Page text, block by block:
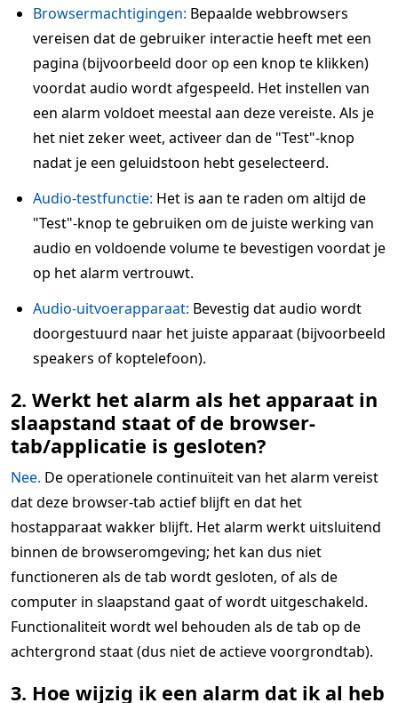
Browsermachtigingen: Bepaalde webbrowsers
vereisen dat de gebruiker interactie heeft met een
pagina (bijvoorbeeld door op een knop te klikken)
voordat audio wordt afgespeeld. Het instellen van
een alarm voldoet meestal aan deze vereiste. Als je
het niet zeker weet, activeer dan de "Test"-knop
nadat je een geluidstoon hebt geselecteerd.
Audio-testfunctie: Het is aan te raden om altijd de
"Test"-knop te gebruiken om de juiste werking van
audio en voldoende volume te bevestigen voordat je
op het alarm vertrouwt.
Audio-uitvoerapparaat: Bevestig dat audio wordt
doorgestuurd naar het juiste apparaat (bijvoorbeeld
speakers of koptelefoon).
2. Werkt het alarm als het apparaat in
slaapstand staat of de browser-
tab/applicatie is gesloten?
Nee. De operationele continuïteit van het alarm vereist
dat deze browser-tab actief blijft en dat het
hostapparaat wakker blijft. Het alarm werkt uitsluitend
binnen de browseromgeving; het kan dus niet
functioneren als de tab wordt gesloten, of als de
computer in slaapstand gaat of wordt uitgeschakeld.
Functionaliteit wordt wel behouden als de tab op de
achtergrond staat (dus niet de actieve voorgrondtab).
3. Hoe wijzig ik een alarm dat ik al heb